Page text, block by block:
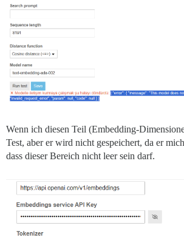
Wenn ich diesen Teil (Embedding-
Test, aber er wird nicht gespeichert, da er
dass dieser Bereich nicht leer sein darf.